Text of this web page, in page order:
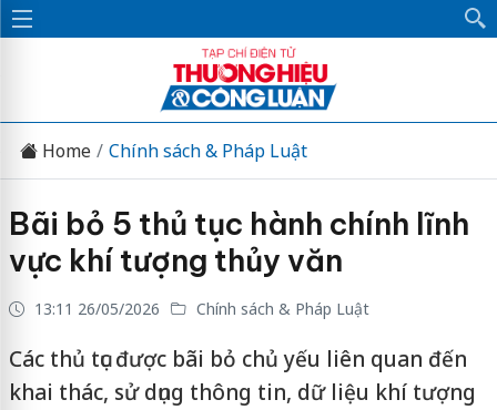
Home Chính sách & Pháp Luật
Bãi bỏ 5 thủ tục hành chính lĩnh
vực khí tượng thủy văn
13:11 26/05/2026 Chính sách & Pháp Luật
Các thủ tục được bãi bỏ chủ yếu liên quan đến
khai thác, sử dụng thông tin, dữ liệu khí tượng